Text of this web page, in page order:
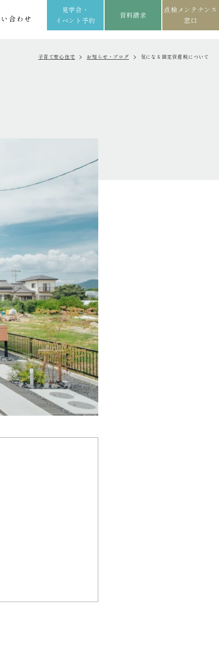
合わせ
見学会・
イベント予約
資料請求
点検メンテナンス
窓口
子育て安心住宅 お知らせ・ブログ 気になる固定資産税について